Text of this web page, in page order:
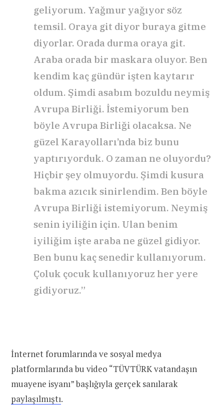
geliyorum. Yağmur yağıyor söz
temsil. Oraya git diyor buraya gitme
diyorlar. Orada durma oraya git.
Araba orada bir maskara oluyor. Ben
kendim kaç gündür işten kaytarır
oldum. Şimdi asabım bozuldu neymiş
Avrupa Birliği. İstemiyorum ben
böyle Avrupa Birliği olacaksa. Ne
güzel Karayolları’nda biz bunu
yaptırıyorduk. O zaman ne oluyordu?
Hiçbir şey olmuyordu. Şimdi kusura
bakma azıcık sinirlendim. Ben böyle
Avrupa Birliği istemiyorum. Neymiş
senin iyiliğin için. Ulan benim
iyiliğim işte araba ne güzel gidiyor.
Ben bunu kaç senedir kullanıyorum.
Çoluk çocuk kullanıyoruz her yere
gidiyoruz.”
İnternet forumlarında ve sosyal medya
platformlarında bu video “TÜVTÜRK vatandaşın
muayene isyanı” başlığıyla gerçek sanılarak
paylaşılmıştı.